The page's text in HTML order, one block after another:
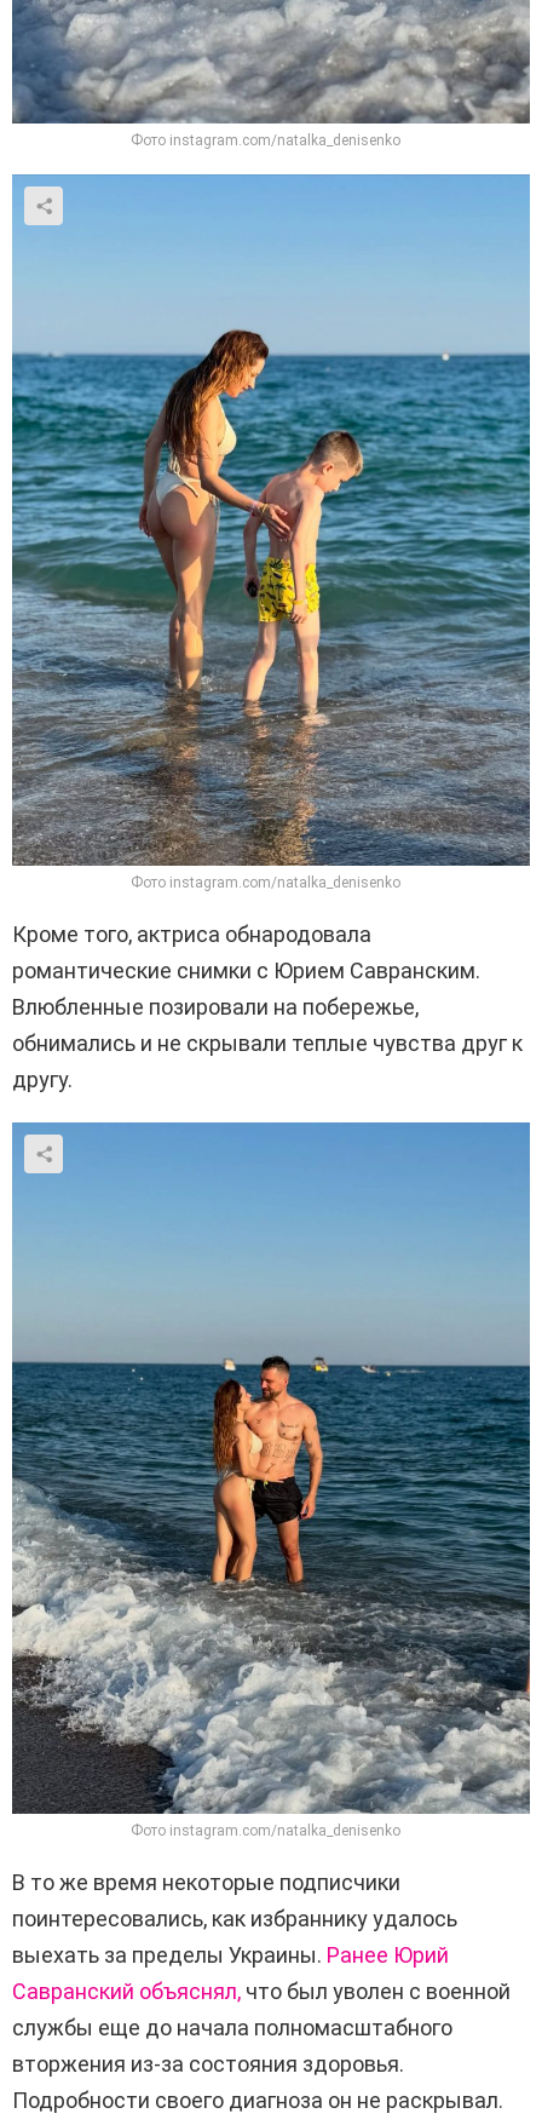
Фото instagram.com/natalka_denisenko
Фото instagram.com/natalka_denisenko
Кроме того, актриса обнародовала
романтические снимки с Юрием Савранским.
Влюбленные позировали на побережье,
обнимались и не скрывали теплые чувства друг к
другу.
Фото instagram.com/natalka_denisenko
В то же время некоторые подписчики
поинтересовались, как избраннику удалось
выехать за пределы Украины. Ранее Юрий
Савранский объяснял, что был уволен с военной
службы еще до начала полномасштабного
вторжения из-за состояния здоровья.
Подробности своего диагноза он не раскрывал.